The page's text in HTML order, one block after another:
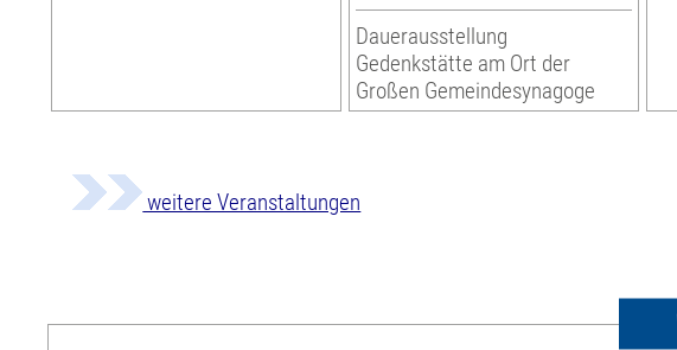
Dauerausstellung
Gedenkstätte am Ort der
Großen Gemeindesynagoge
weitere Veranstaltungen